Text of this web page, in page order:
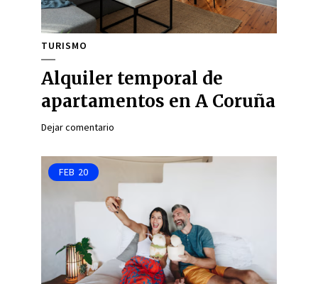
TURISMO
Alquiler temporal de
apartamentos en A Coruña
Dejar comentario
FEB 20